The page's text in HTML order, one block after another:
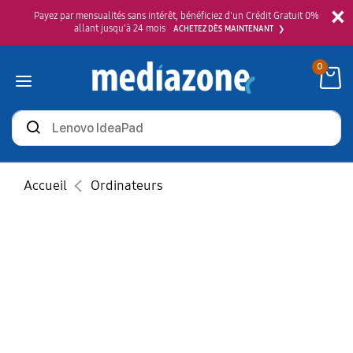
×
Payez par mensualités sans intérêt, bénéficiez d'un Crédit Gratuit 0%
allant jusqu'à 24 mois
ACHETEZ DÈS MAINTENANT
Rechercher
des
produits
0
Accueil Ordinateurs